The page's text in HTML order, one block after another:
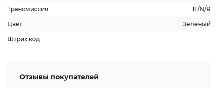
Трансмиссия 1F/N/R
Цвет Зеленый
Штрих код
Отзывы покупателей